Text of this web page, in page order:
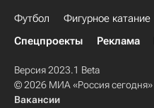
Футбол Фигурное катание
Спецпроекты
Реклама
Версия 2023.1 Beta
© 2026 МИА «Россия сегодня»
Вакансии